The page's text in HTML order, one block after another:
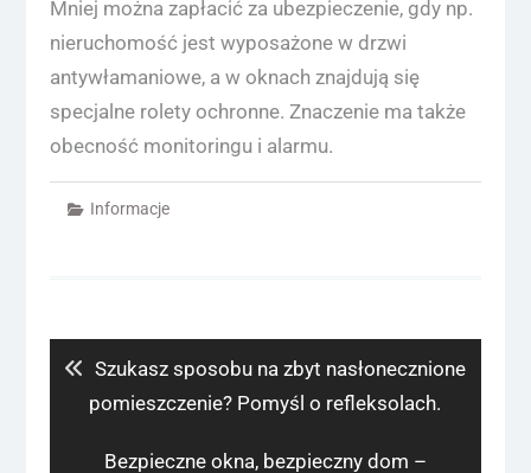
Mniej można zapłacić za ubezpieczenie, gdy np.
nieruchomość jest wyposażone w drzwi
antywłamaniowe, a w oknach znajdują się
specjalne rolety ochronne. Znaczenie ma także
obecność monitoringu i alarmu.
Informacje
Previous
post:
Szukasz sposobu na zbyt nasłonecznione
pomieszczenie? Pomyśl o refleksolach.
Next
Bezpieczne okna, bezpieczny dom –